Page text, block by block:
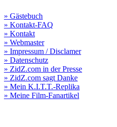
» Gästebuch
» Kontakt-FAQ
» Kontakt
» Webmaster
» Impressum / Disclamer
» Datenschutz
» ZidZ.com in der Presse
» ZidZ.com sagt Danke
» Mein K.I.T.T.-Replika
» Meine Film-Fanartikel